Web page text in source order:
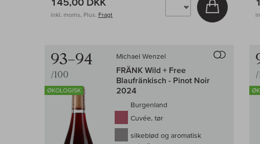
inkl. moms, Plus. Fragt
Læg i kurv
93–94
/100
ØKOLOGISK
Michael Wenzel
FRÄNK Wild + Free
Blaufränkisch - Pinot Noir
2024
Burgenland
Cuvée, tør
silkeblød og aromatisk
/